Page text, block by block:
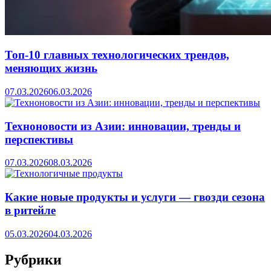
Топ-10 главных технологических трендов,
меняющих жизнь
07.03.202606.03.2026
Техноновости из Азии: инновации, тренды и
перспективы
07.03.202608.03.2026
Какие новые продукты и услуги — гвозди сезона
в ритейле
05.03.202604.03.2026
Рубрики